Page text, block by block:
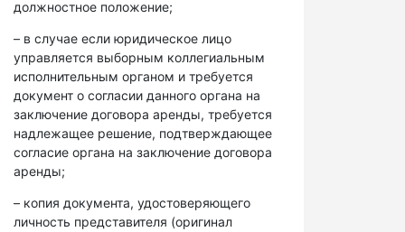
должностное положение;
– в случае если юридическое лицо
управляется выборным коллегиальным
исполнительным органом и требуется
документ о согласии данного органа на
заключение договора аренды, требуется
надлежащее решение, подтверждающее
согласие органа на заключение договора
аренды;
– копия документа, удостоверяющего
личность представителя (оригинал